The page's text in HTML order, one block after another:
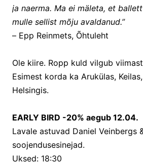
ja naerma. Ma ei mäleta, et
mulle sellist mõju avaldanud.”
– Epp Reinmets, Õhtuleht
Ole kiire. Ropp kuld vilgub
Esimest korda ka Arukülas,
Helsingis.
EARLY BIRD -20% aegub 12.04.
Lavale astuvad Daniel Veinbergs
soojendusesinejad.
Uksed: 18:30